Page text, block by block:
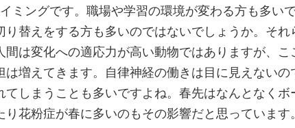
ミングです。職場や学習の環境が変わる方も多い
替えをする方も多いのではないでしょうか。それ
間は変化への適応力が高い動物ではありますが、こ
は増えてきます。自律神経の働きは目に見えないの
てしまうことも多いですよね。春先はなんとなくボ
花粉症が春に多いのもその影響だと思っています。